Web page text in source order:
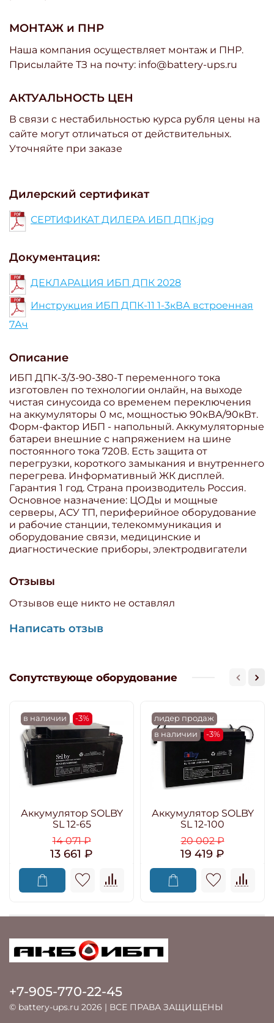
Дилерский сертификат
СЕРТИФИКАТ ДИЛЕРА ИБП ДПК.jpg
Документация:
ДЕКЛАРАЦИЯ ИБП ДПК 2028
Инструкция ИБП ДПК-11 1-3кВА встроенная
7Ач
Описание
ИБП ДПК-3/3-90-380-Т переменного тока
изготовлен по технологии онлайн, на выходе
чистая синусоида со временем переключения
на аккумуляторы 0 мс, мощностью 90кВА/90кВт.
Форм-фактор ИБП - напольный. Аккумуляторные
батареи внешние с напряжением на шине
постоянного тока 720В. Есть защита от
перегрузки, короткого замыкания и внутреннего
перегрева. Информативный ЖК дисплей.
Гарантия 1 год. Страна производитель Россия.
Основное назначение: ЦОДы и мощные
серверы, АСУ ТП, периферийное оборудование
и рабочие станции, телекоммуникация и
оборудование связи, медицинские и
диагностические приборы, электродвигатели
МОНТАЖ и ПНР
Наша компания осуществляет монтаж и ПНР.
Присылайте ТЗ на почту: info@battery-ups.ru
АКТУАЛЬНОСТЬ ЦЕН
В связи с нестабильностью курса рубля цены на
сайте могут отличаться от действительных.
Уточняйте при заказе
Отзывы
Отзывов еще никто не оставлял
Написать отзыв
Сопутствующе оборудование
в наличии -3%
Аккумулятор SOLBY
SL 12-65
14 071 ₽
13 661 ₽
лидер продаж
в наличии
-3%
Аккумулятор SOLBY
SL 12-100
20 002 ₽
19 419 ₽
+7-905-770-22-45
© battery-ups.ru 2026 | ВСЕ ПРАВА ЗАЩИЩЕНЫ